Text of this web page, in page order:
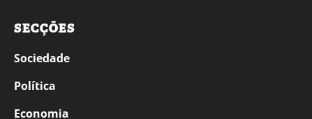
SECÇÕES
Sociedade
Política
Economia